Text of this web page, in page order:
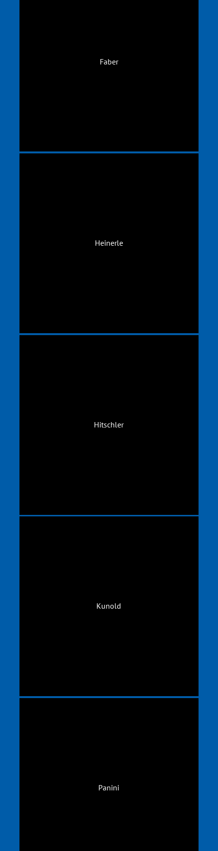
Faber
Heinerle
Hitschler
Kunold
Panini